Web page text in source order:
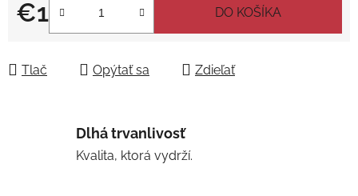
€1
Jednotková cena:
DO KOŠÍKA
Tlač Opýtať sa Zdieľať
Dlhá trvanlivosť
Kvalita, ktorá vydrží.